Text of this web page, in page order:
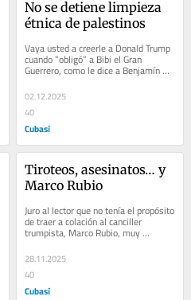
No se detiene limpieza
étnica de palestinos
Vaya usted a creerle a Donald Trump
cuando “obligó” a Bibi el Gran
Guerrero, como le dice a Benjamín
Netanyahu, a aceptar un  acuerdo
para que...
02.12.2025
40
Cubasí
Tiroteos, asesinatos… y
Marco Rubio
Juro al lector que no tenía el propósito
de traer a colación al canciller
trumpista, Marco Rubio, muy
ocupado ahora en tratar de convencer
a su...
28.11.2025
40
Cubasí